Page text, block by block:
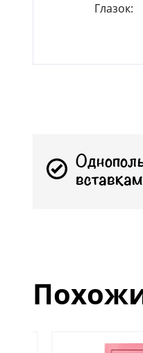
Глазок: